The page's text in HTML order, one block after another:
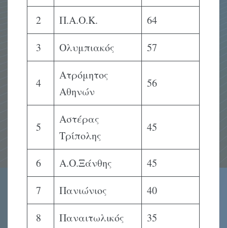
2
Π.Α.Ο.Κ.
64
3
Ολυμπιακός 57
4
Ατρόμητος
Αθηνών
56
5
Αστέρας
Τρίπολης
45
6 Α.Ο.Ξάνθης
45
7
Πανιώνιος
40
8
Παναιτωλικός
35